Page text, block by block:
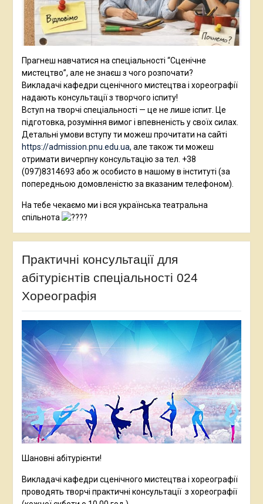
Прагнеш навчатися на спеціальності “Сценічне
мистецтво”, але не знаєш з чого розпочати?
Викладачі кафедри сценічного мистецтва і хореографії
надають консультації з творчого іспиту!
Вступ на творчі спеціальності — це не лише іспит. Це
підготовка, розуміння вимог і впевненість у своїх силах.
Детальні умови вступу ти можеш прочитати на сайті
https://admission.pnu.edu.ua, але також ти можеш
отримати вичерпну консультацію за тел. +38
(097)8314693 або ж особисто в нашому в інституті (за
попередньою домовленістю за вказаним телефоном).
На тебе чекаємо ми і вся українська театральна
спільнота
Практичні консультації для
абітурієнтів спеціальності 024
Хореографія
Шановні абітурієнти!
Викладачі кафедри сценічного мистецтва і хореографії
проводять творчі практичні консультації з хореографії